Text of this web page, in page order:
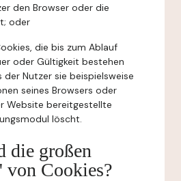
den Browser oder die
oder
die bis zum Ablauf
oder Gültigkeit bestehen
Nutzer sie beispielsweise
seines Browsers oder
Website bereitgestellte
löscht.
die großen
von Cookies?